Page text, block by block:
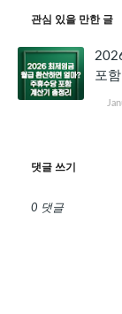
관심 있을 만한 글
포
댓글 쓰기
0 댓글